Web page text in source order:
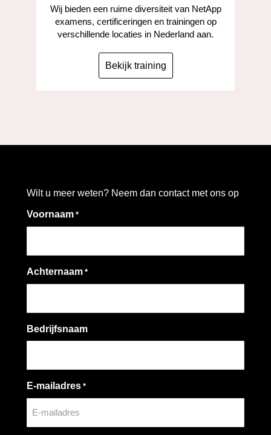
Wij bieden een ruime diversiteit van NetApp
examens, certificeringen en trainingen op
verschillende locaties in Nederland aan.
Bekijk training
Wilt u meer weten? Neem dan contact met ons op
Voornaam *
Achternaam *
Bedrijfsnaam
E-mailadres *